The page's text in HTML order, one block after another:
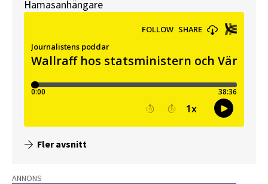
Hamasanhängare
Fler avsnitt
ANNONS